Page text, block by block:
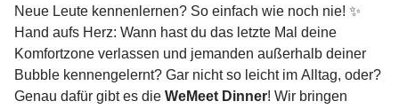
Neue Leute kennenlernen? So einfach wie noch nie! ✨
Hand aufs Herz: Wann hast du das letzte Mal deine
Komfortzone verlassen und jemanden außerhalb deiner
Bubble kennengelernt? Gar nicht so leicht im Alltag, oder?
Genau dafür gibt es die WeMeet Dinner! Wir bringen